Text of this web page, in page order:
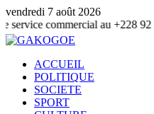
vendredi 7 août 2026
au +228 92 69 88 33
ACCUEIL
POLITIQUE
SOCIETE
SPORT